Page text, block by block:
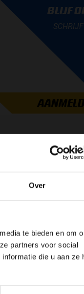
Over
te bieden en om
partners voor social
die u aan ze
BLIJF